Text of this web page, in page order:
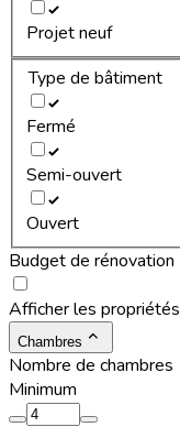
Projet neuf
Type de bâtiment
Fermé
Semi-ouvert
Ouvert
Budget de rénovation
Afficher les
Chambres
Nombre de chambres
Minimum